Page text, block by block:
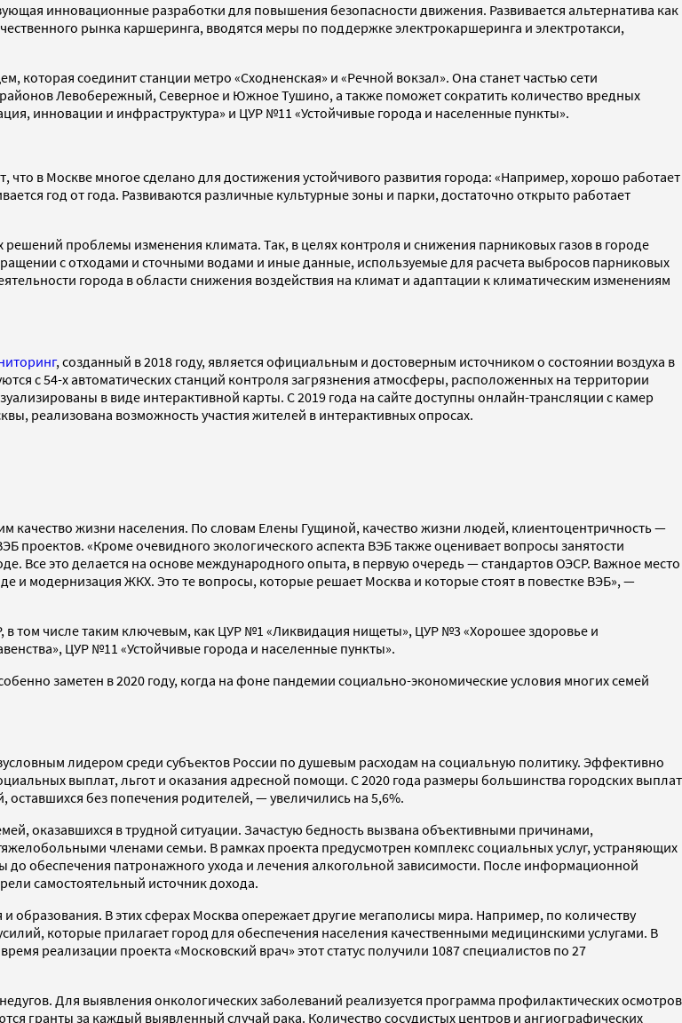
инновационные разработки для повышения безопасности движения. Развивается альтернатива как
рынка каршеринга, вводятся меры по поддержке электрокаршеринга и электротакси,
которая соединит станции метро «Сходненская» и «Речной вокзал». Она станет частью сети
Левобережный, Северное и Южное Тушино, а также поможет сократить количество вредных
инновации и инфраструктура» и ЦУР №11 «Устойчивые города и населенные пункты».
в Москве многое сделано для достижения устойчивого развития города: «Например, хорошо работает
год от года. Развиваются различные культурные зоны и парки, достаточно открыто работает
проблемы изменения климата. Так, в целях контроля и снижения парниковых газов в городе
с отходами и сточными водами и иные данные, используемые для расчета выбросов парниковых
города в области снижения воздействия на климат и адаптации к климатическим изменениям
, созданный в 2018 году, является официальным и достоверным источником о состоянии воздуха в
с 54-х автоматических станций контроля загрязнения атмосферы, расположенных на территории
в виде интерактивной карты. С 2019 года на сайте доступны онлайн-трансляции с камер
реализована возможность участия жителей в интерактивных опросах.
качество жизни населения. По словам Елены Гущиной, качество жизни людей, клиентоцентричность —
«Кроме очевидного экологического аспекта ВЭБ также оценивает вопросы занятости
Все это делается на основе международного опыта, в первую очередь — стандартов ОЭСР. Важное место
и модернизация ЖКХ. Это те вопросы, которые решает Москва и которые стоят в повестке ВЭБ», —
в том числе таким ключевым, как ЦУР №1 «Ликвидация нищеты», ЦУР №3 «Хорошее здоровье и
ЦУР №11 «Устойчивые города и населенные пункты».
заметен в 2020 году, когда на фоне пандемии социально-экономические условия многих семей
лидером среди субъектов России по душевым расходам на социальную политику. Эффективно
выплат, льгот и оказания адресной помощи. С 2020 года размеры большинства городских выплат
без попечения родителей, — увеличились на 5,6%.
оказавшихся в трудной ситуации. Зачастую бедность вызвана объективными причинами,
членами семьи. В рамках проекта предусмотрен комплекс социальных услуг, устраняющих
до обеспечения патронажного ухода и лечения алкогольной зависимости. После информационной
самостоятельный источник дохода.
образования. В этих сферах Москва опережает другие мегаполисы мира. Например, по количеству
которые прилагает город для обеспечения населения качественными медицинскими услугами. В
реализации проекта «Московский врач» этот статус получили 1087 специалистов по 27
Для выявления онкологических заболеваний реализуется программа профилактических осмотров
гранты за каждый выявленный случай рака. Количество сосудистых центров и ангиографических